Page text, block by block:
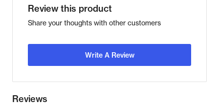
Review this product
Share your thoughts with other customers
Write A Review
Reviews